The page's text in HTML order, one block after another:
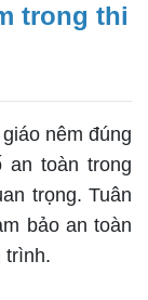
trong thi
nêm đúng
an toàn trong
trọng. Tuân
bảo an toàn
trình.